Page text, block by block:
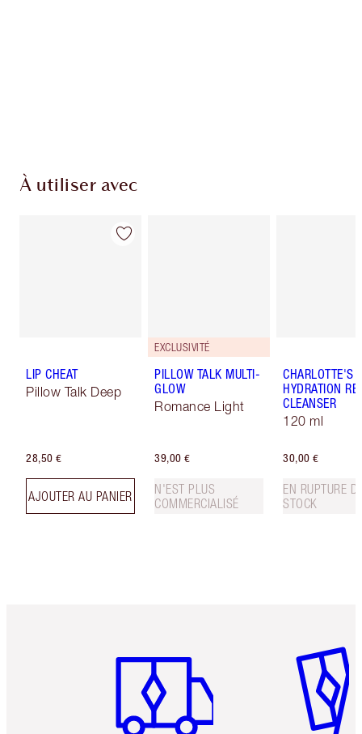
À utiliser avec
LIP CHEAT
Pillow Talk Deep
28,50 €
AJOUTER AU PANIER
EXCLUSIVITÉ
PILLOW TALK MULTI-
GLOW
Romance Light
39,00 €
N'EST PLUS
COMMERCIALISÉ
CHARLOTTE'S
HYDRATION
CLEANSER
120 ml
30,00 €
EN RUPTURE
STOCK